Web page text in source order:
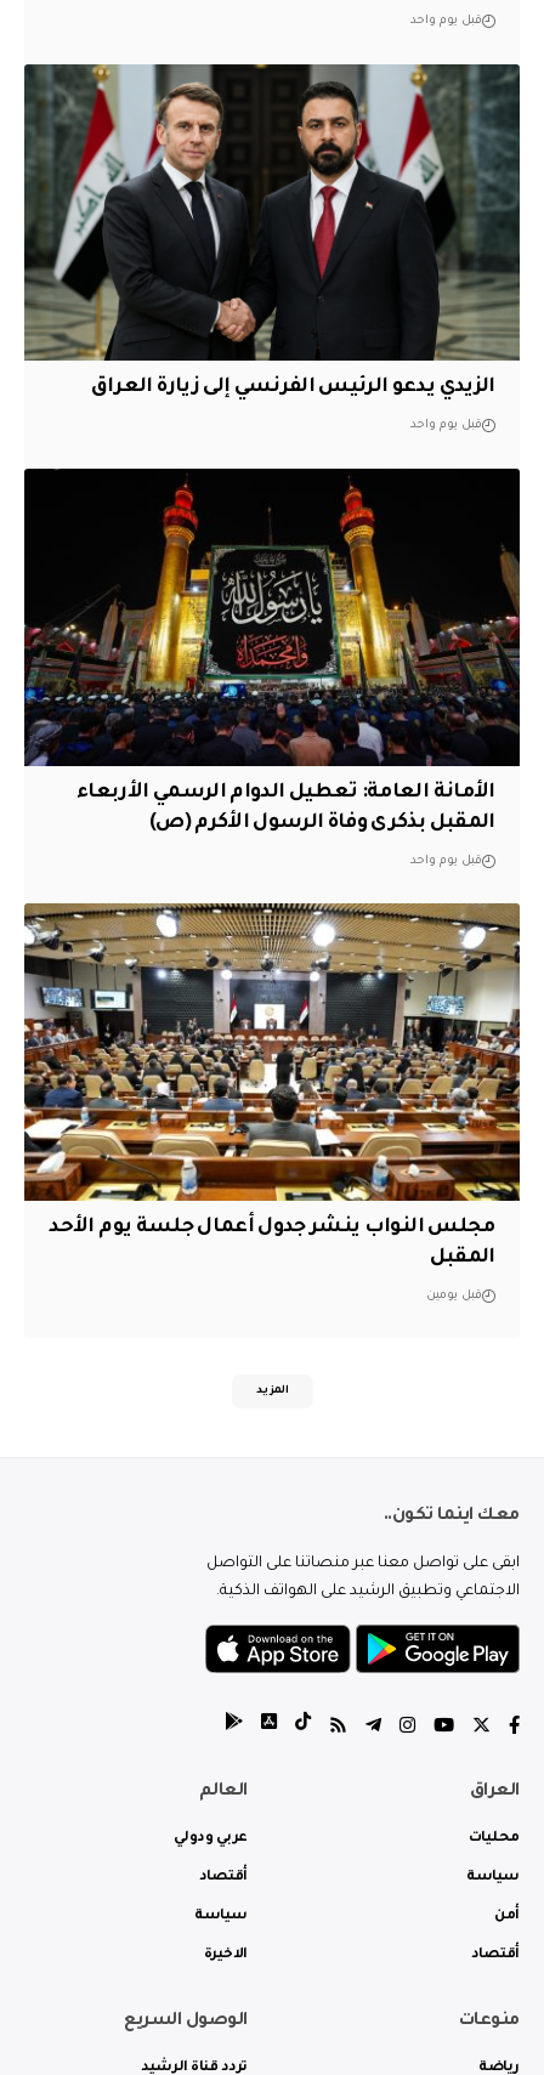
قبل يوم واحد
الزيدي يدعو الرئيس الفرنسي إلى زيارة العراق
قبل يوم واحد
الأمانة العامة: تعطيل الدوام الرسمي الأربعاء
المقبل بذكرى وفاة الرسول الأكرم (ص)
قبل يوم واحد
مجلس النواب ينشر جدول أعمال جلسة يوم الأحد
المقبل
قبل يومين
المزيد
معك اينما تكون..
ابقى على تواصل معنا عبر منصاتنا على التواصل
الاجتماعي وتطبيق الرشيد على الهواتف الذكية.
العراق
محليات
سياسة
أمن
أقتصاد
العالم
عربي ودولي
أقتصاد
سياسة
الاخيرة
منوعات
رياضة
الوصول السريع
تردد قناة الرشيد